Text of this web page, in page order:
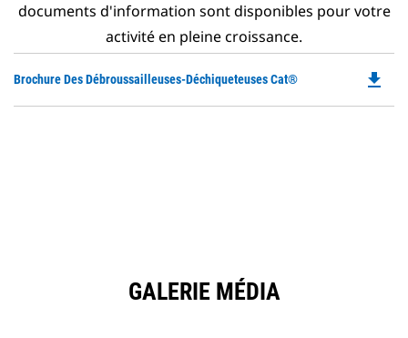
documents d'information sont disponibles pour votre
activité en pleine croissance.
Brochure Des Débroussailleuses-Déchiqueteuses Cat® file_download
GALERIE MÉDIA